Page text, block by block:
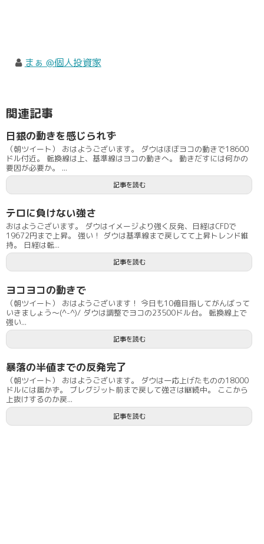
まぁ @個人投資家
関連記事
日銀の動きを感じられず
（朝ツイート） おはようございます。 ダウはほぼヨコの動きで18600
ドル付近。 転換線は上、基準線はヨコの動きへ。 動きだすには何かの
要因が必要か。 ...
記事を読む
テロに負けない強さ
おはようございます。 ダウはイメージより強く反発、日経はCFDで
19672円まで上昇。 強い！ ダウは基準線まで戻してて上昇トレンド維
持。 日経は転...
記事を読む
ヨコヨコの動きで
（朝ツイート） おはようございます！ 今日も10億目指してがんばって
いきましょう〜(^-^)/ ダウは調整でヨコの23500ドル台。 転換線上で
強い...
記事を読む
暴落の半値までの反発完了
（朝ツイート） おはようございます。 ダウは一応上げたものの18000
ドルには届かず。 ブレグジット前まで戻して強さは継続中。 ここから
上抜けするのか戻...
記事を読む